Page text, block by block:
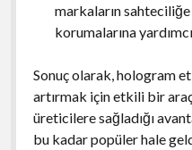
markaların
korumalarına
Sonuç olarak, hologram
artırmak için etkili bir
üreticilere sağladığı
bu kadar popüler hale